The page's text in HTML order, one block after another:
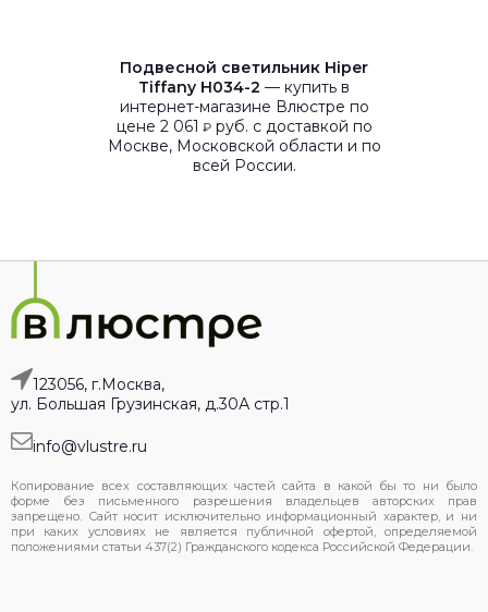
Подвесной светильник Hiper
Tiffany H034-2 — купить в
интернет-магазине Влюстре по
цене 2 061 ₽руб. с доставкой по
Москве, Московской области и по
всей России.
123056, г.Москва,
ул. Большая Грузинская, д.30А стр.1
info@vlustre.ru
Копирование всех составляющих частей сайта в какой бы то ни было
форме без письменного разрешения владельцев авторских прав
запрещено. Сайт носит исключительно информационный характер, и ни
при каких условиях не является публичной офертой, определяемой
положениями статьи 437(2) Гражданского кодекса Российской Федерации.